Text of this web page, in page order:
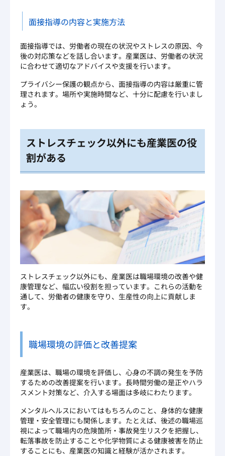
面接指導の内容と実施方法
面接指導では、労働者の現在の状況やストレスの原因、今
後の対応策などを話し合います。産業医は、労働者の状況
に合わせて適切なアドバイスや支援を行います。
プライバシー保護の観点から、面接指導の内容は厳重に管
理されます。場所や実施時間など、十分に配慮を行いまし
ょう。
ストレスチェック以外にも産業医の役
割がある
ストレスチェック以外にも、産業医は職場環境の改善や健
康管理など、幅広い役割を担っています。これらの活動を
通して、労働者の健康を守り、生産性の向上に貢献しま
す。
職場環境の評価と改善提案
産業医は、職場の環境を評価し、心身の不調の発生を予防
するための改善提案を行います。長時間労働の是正やハラ
スメント対策など、介入する場面は多岐にわたります。
メンタルヘルスにおいてはもちろんのこと、身体的な健康
管理・安全管理にも関係します。たとえば、後述の職場巡
視によって職場内の危険箇所・事故発生リスクを把握し、
転落事故を防止することや化学物質による健康被害を防止
することにも、産業医の知識と経験が活かされます。